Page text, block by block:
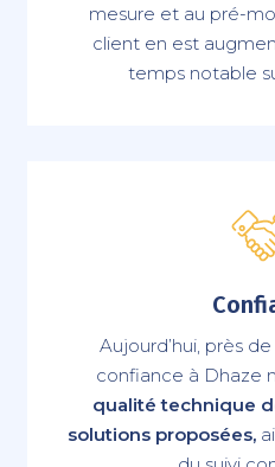
mesure et au pré-
client en est
temps notable
Aujourd’hui, près de
confiance à Dhaze
qualité technique
solutions proposées,